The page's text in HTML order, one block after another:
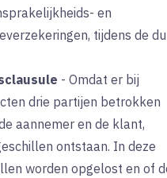
en
tijdens de
- Omdat er bij
drie partijen betrokken
aannemer en de klant,
ontstaan. In deze
worden opgelost en of